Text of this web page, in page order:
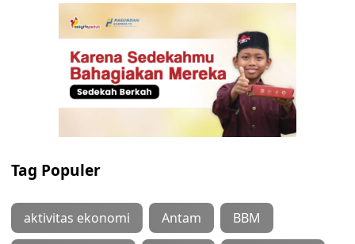
Tag Populer
aktivitas ekonomi Antam BBM